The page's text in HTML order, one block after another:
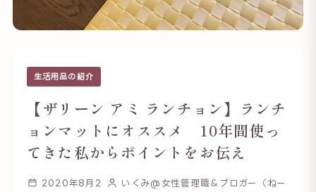
生活用品の紹介
【ザリーン アミ ランチョン】ランチ
ョンマットにオススメ 10年間使っ
てきた私からポイントをお伝え
2020年8月2
いくみ@女性管理職＆ブロガー（ねー